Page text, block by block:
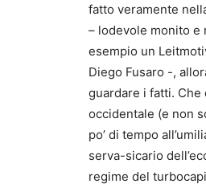
fatto veramente
– lodevole monito e
esempio un
Diego Fusaro -,
guardare i fatti.
occidentale (e non
po’ di tempo
serva-sicario
regime del